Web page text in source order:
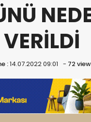
:14.07.2022 09:01 - 72